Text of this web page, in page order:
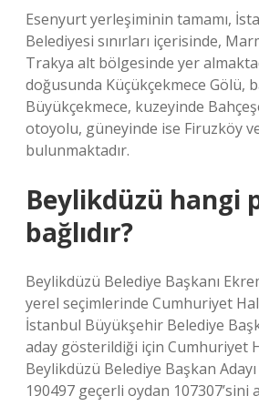
Esenyurt yerleşiminin tamamı,
Belediyesi sınırları içerisinde,
Trakya alt bölgesinde yer
doğusunda Küçükçekmece Gölü,
Büyükçekmece, kuzeyinde
otoyolu, güneyinde ise Firuzköy
bulunmaktadır.
Beylikdüzü hangi
bağlıdır?
Beylikdüzü Belediye Başkanı
yerel seçimlerinde Cumhuriyet
İstanbul Büyükşehir Belediye
aday gösterildiği için Cumhuriyet
Beylikdüzü Belediye Başkan
190497 geçerli oydan 107307’sini